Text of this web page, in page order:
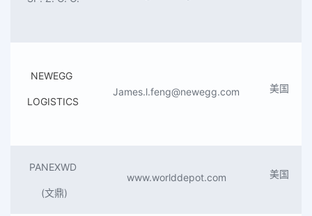
NEWEGG
LOGISTICS
James.l.feng@newegg.com 美国
PANEXWD
(文鼎)
www.worlddepot.com 美国